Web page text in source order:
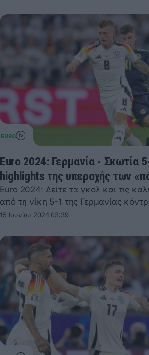
Euro 2024: Γερμανία - Σκωτία
highlights της υπεροχής των
Euro 2024: Δείτε τα γκολ και τις
από τη νίκη 5-1 της Γερμανίας
15 Ιουνίου 2024 03:39